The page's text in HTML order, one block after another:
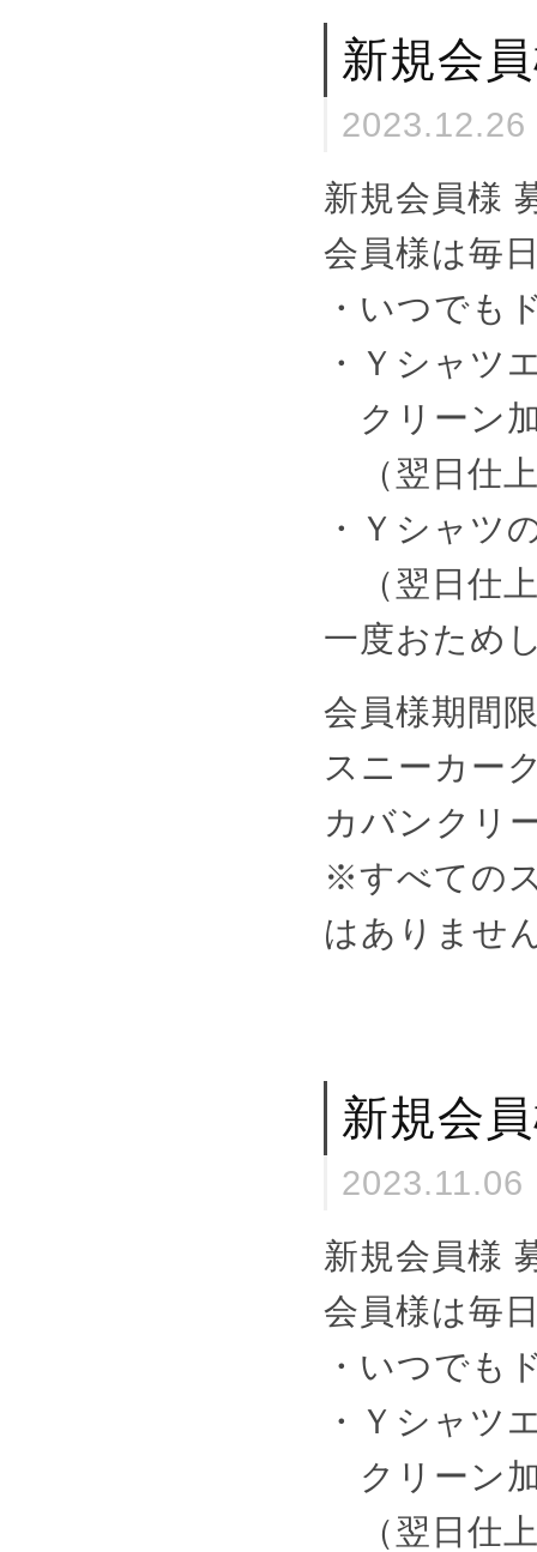
新規会
新規会員様
会員様は毎
・いつでも
・Ｙシャツ
クリーン
（翌日仕
・Ｙシャツ
（翌日仕
一度おため
会員様期間
スニーカー
カバンク
※すべての
はありませ
新規会
新規会員様
会員様は毎
・いつでも
・Ｙシャツ
クリーン
（翌日仕